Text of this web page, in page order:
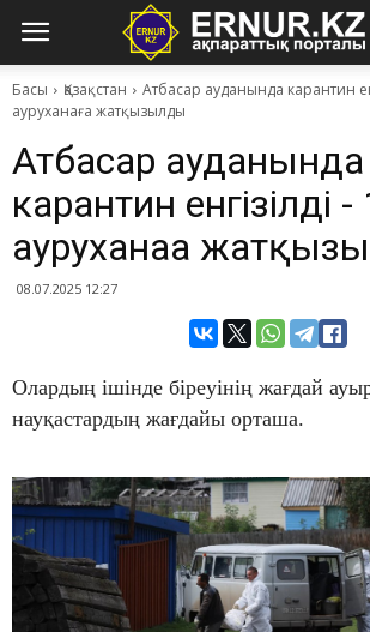
Басы Қазақстан
Атбасар ауданында карантин
ауруханаға жатқызылды
Атбасар ауданында
карантин енгізілді
ауруханаға
08.07.2025 12:27
Олардың ішінде біреуінің жағдай
науқастардың жағдайы орташа.